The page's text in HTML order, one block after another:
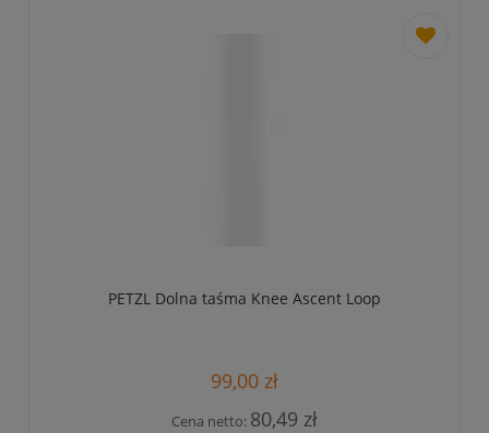
dodaj
PETZL Dolna taśma Knee Ascent Loop
99,00 zł
Cena netto: 80,49 zł